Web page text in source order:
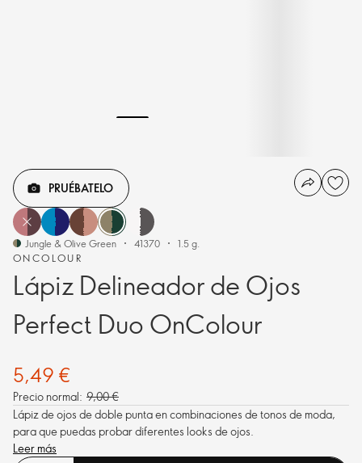
ONCOLOUR
Lápiz Delineador de Ojos
Perfect Duo OnColour
PRUÉBATELO
Jungle & Olive Green 41370 1.5 g.
5,49 €
Precio normal: 9,00 €
Lápiz de ojos de doble punta en combinaciones de tonos de moda,
para que puedas probar diferentes looks de ojos.
Leer más